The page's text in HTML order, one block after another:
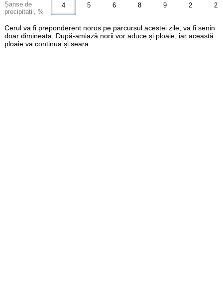
Șanse de
precipitații, %
4
5
6
8
9
2
2
Cerul va fi preponderent noros pe parcursul acestei zile, va fi senin
doar dimineața. După-amiază norii vor aduce și ploaie, iar această
ploaie va continua și seara.